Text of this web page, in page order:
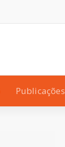
Publicações